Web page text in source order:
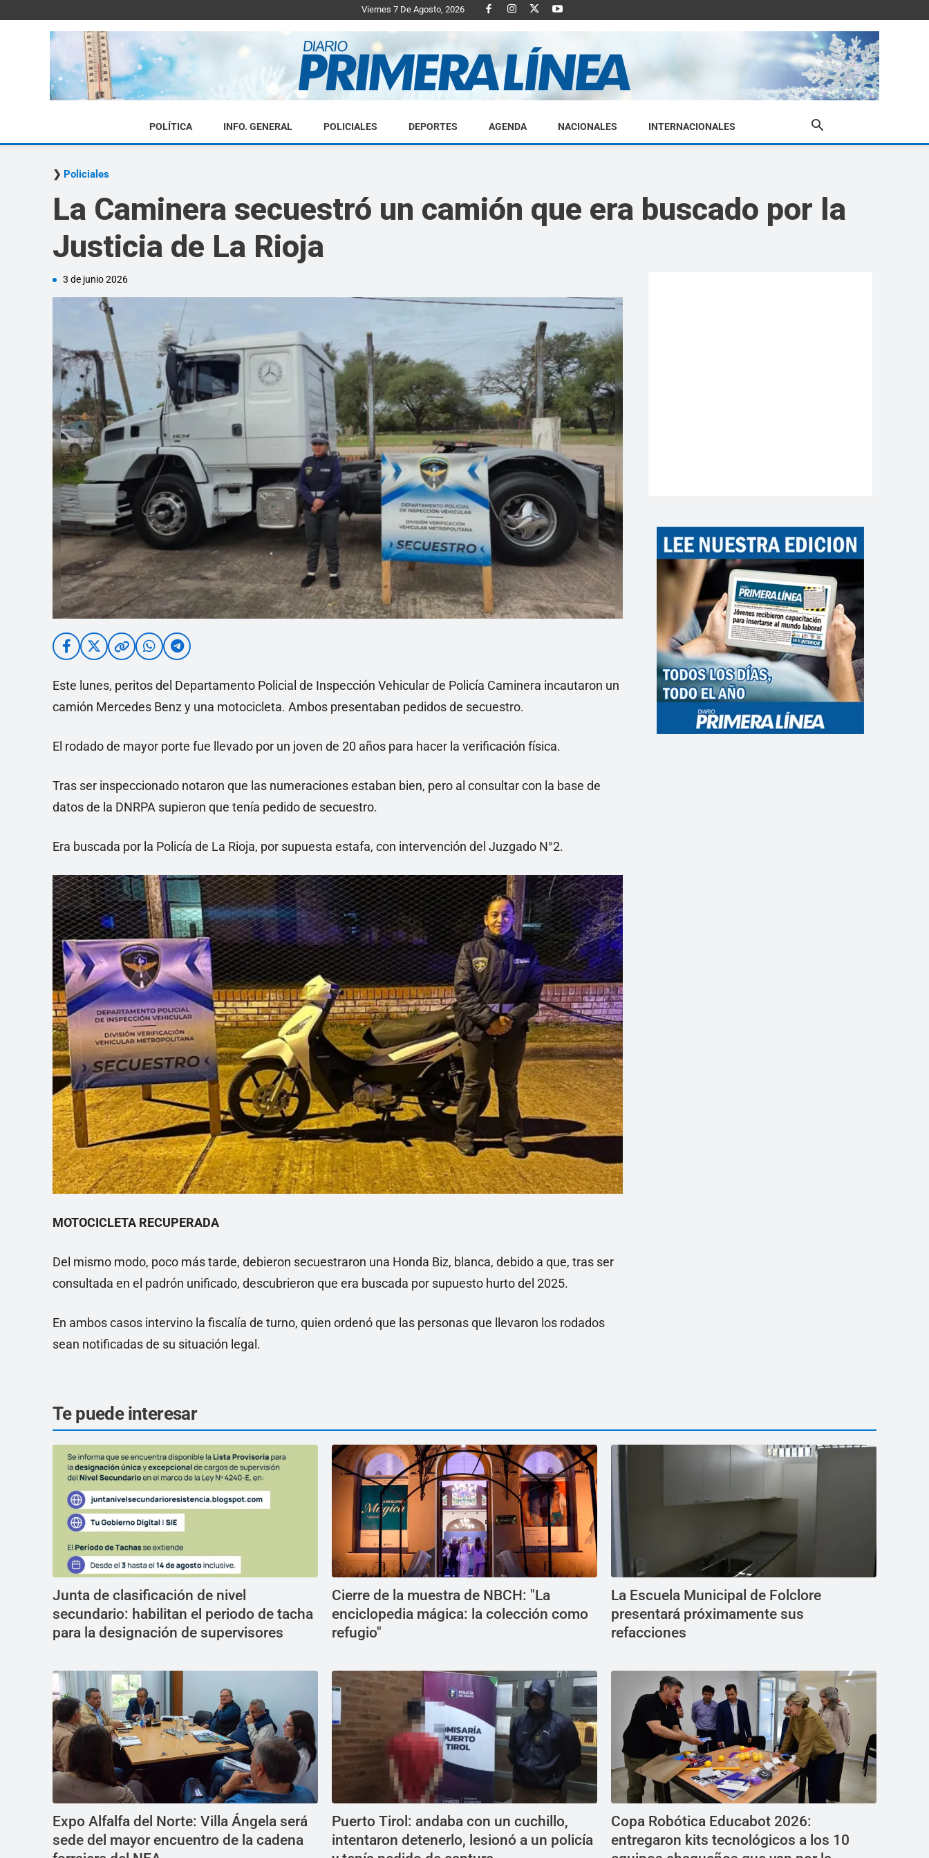
Viernes 7 De Agosto, 2026
Diario
POLÍTICA INFO. GENERAL POLICIALES DEPORTES AGENDA NACIONALES INTERNACIONALES
Policiales
La Caminera secuestró un camión que era buscado por la
Justicia de La Rioja
3 de junio 2026
Este lunes, peritos del Departamento Policial de Inspección Vehicular de Policía Caminera incautaron un
camión Mercedes Benz y una motocicleta. Ambos presentaban pedidos de secuestro.
El rodado de mayor porte fue llevado por un joven de 20 años para hacer la verificación física.
Tras ser inspeccionado notaron que las numeraciones estaban bien, pero al consultar con la base de
datos de la DNRPA supieron que tenía pedido de secuestro.
Era buscada por la Policía de La Rioja, por supuesta estafa, con intervención del Juzgado N°2.
MOTOCICLETA RECUPERADA
Del mismo modo, poco más tarde, debieron secuestraron una Honda Biz, blanca, debido a que, tras ser
consultada en el padrón unificado, descubrieron que era buscada por supuesto hurto del 2025.
En ambos casos intervino la fiscalía de turno, quien ordenó que las personas que llevaron los rodados
sean notificadas de su situación legal.
Te puede interesar
Junta de clasificación de nivel
secundario: habilitan el periodo de tacha
para la designación de supervisores
Cierre de la muestra de NBCH: "La
enciclopedia mágica: la colección como
refugio"
La Escuela Municipal de Folclore
presentará próximamente sus
refacciones
Expo Alfalfa del Norte: Villa Ángela será
sede del mayor encuentro de la cadena
Puerto Tirol: andaba con un cuchillo,
intentaron detenerlo, lesionó a un policía
Copa Robótica Educabot 2026:
entregaron kits tecnológicos a los 10